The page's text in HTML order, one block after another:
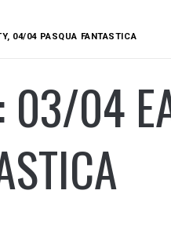
04/04 PASQUA FANTASTICA
04